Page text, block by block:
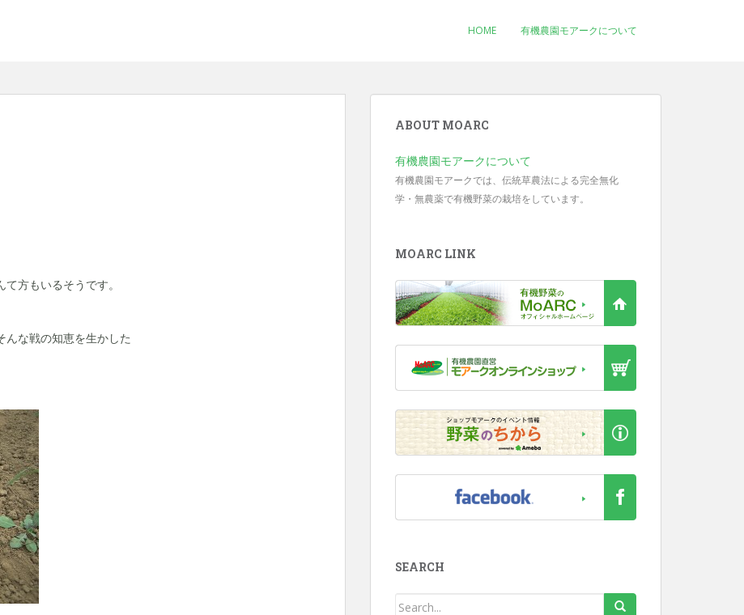
HOME 有機農園モアークについて
方もいるそうです。
んな戦の知恵を生かした
ABOUT MOARC
有機農園モアークについて
有機農園モアークでは、伝統草農法による完全無化
学・無農薬で有機野菜の栽培をしています。
MOARC LINK
SEARCH